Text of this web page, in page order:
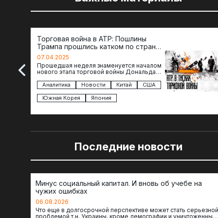
Торговая война в АТР: Пошлины
Трампа прошлись катком по странам
региона
07.04.2025
Прошедшая неделя знаменуется началом
нового этапа торговой войны Дональда
импорта из более 100 стран…
Аналитика Новости Китай
США
Южная Корея
Япония
Последние новости
Минус социальный капитал. И вновь об учебе на
чужих ошибках
06.08.2026
Что еще в долгосрочной перспективе может стать серьезной
проблемой т.н. Украины, кроме демографии и уничтоженных